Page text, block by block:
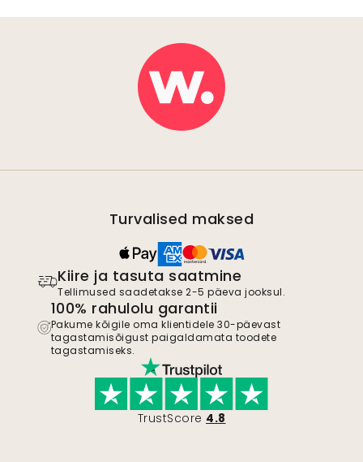
Turvalised maksed
Kiire ja tasuta saatmine
Tellimused saadetakse 2-5 päeva jooksul.
100% rahulolu garantii
Pakume kõigile oma klientidele 30-päevast
tagastamisõigust paigaldamata toodete
tagastamiseks.
TrustScore 4.8